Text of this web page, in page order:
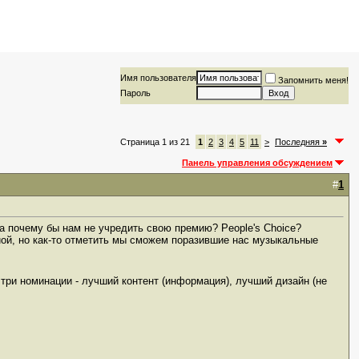
Имя пользователя
Запомнить меня!
Пароль
Страница 1 из 21 1 2 3 4 5 11 > Последняя »
Панель управления обсуждением
#1
бы нам не учредить свою премию? People's Choice?
но как-то отметить мы сможем поразившие нас музыкальные
номинации - лучший контент (информация), лучший дизайн (не